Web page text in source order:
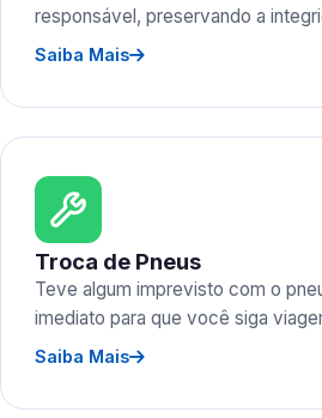
responsável, preservando a
Saiba Mais
Troca de Pneus
Teve algum imprevisto com o
imediato para que você siga
Saiba Mais